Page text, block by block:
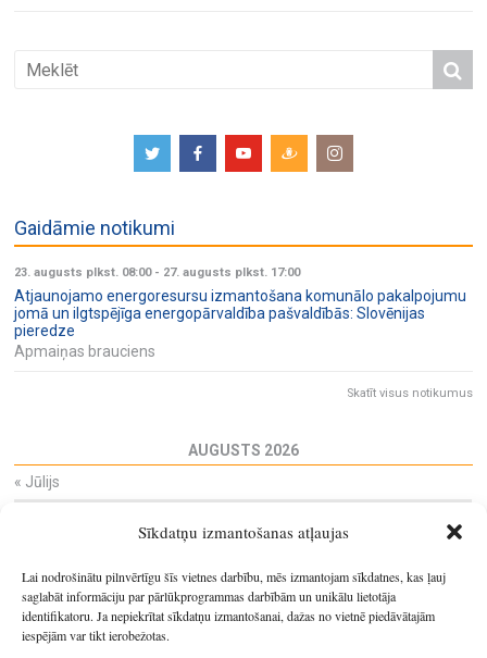
Sīkdatņu izmantošanas atļaujas
Lai nodrošinātu pilnvērtīgu šīs vietnes darbību, mēs izmantojam sīkdatnes, kas ļauj
saglabāt informāciju par pārlūkprogrammas darbībām un unikālu lietotāja
identifikatoru. Ja nepiekrītat sīkdatņu izmantošanai, dažas no vietnē piedāvātajām
iespējām var tikt ierobežotas.
Gaidāmie notikumi
23. augusts plkst. 08:00- 27. augusts plkst. 17:00
Atjaunojamo energoresursu izmantošana komunālo pakalpojumu
jomā un ilgtspējīga energopārvaldība pašvaldībās: Slovēnijas
pieredze
Apmaiņas brauciens
Skatīt visus notikumus
AUGUSTS 2026
« Jūlijs
29 30 31 1
10
11 12 13 14 15
17
18 19 20 21 22
23
24
25 26